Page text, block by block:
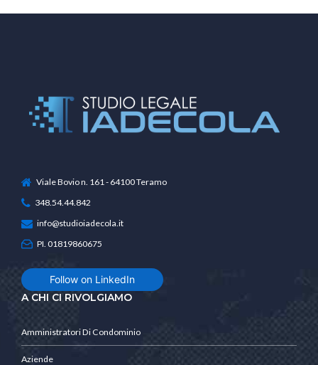
Viale Bovio n. 161 - 64100 Teramo
348.54.44.842
info@studioiadecola.it
PI. 01819860675
Follow on LinkedIn
A CHI CI RIVOLGIAMO
Amministratori Di Condominio
Aziende